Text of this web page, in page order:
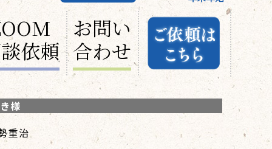
依頼
お問い
合わせ
様
重治